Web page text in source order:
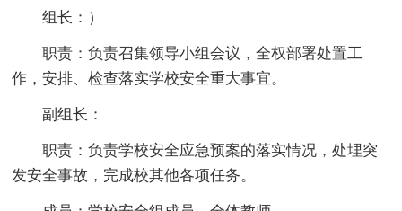
组长：）
职责：负责召集领导小组会议，全权部署处置工
作，安排、检查落实学校安全重大事宜。
副组长：
职责：负责学校安全应急预案的落实情况，处埋突
发安全事故，完成校其他各项任务。